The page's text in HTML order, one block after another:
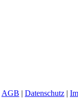
AGB | Datenschutz |